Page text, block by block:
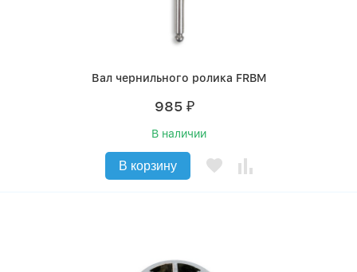
Вал чернильного ролика FRBM
985 ₽
В наличии
В корзину